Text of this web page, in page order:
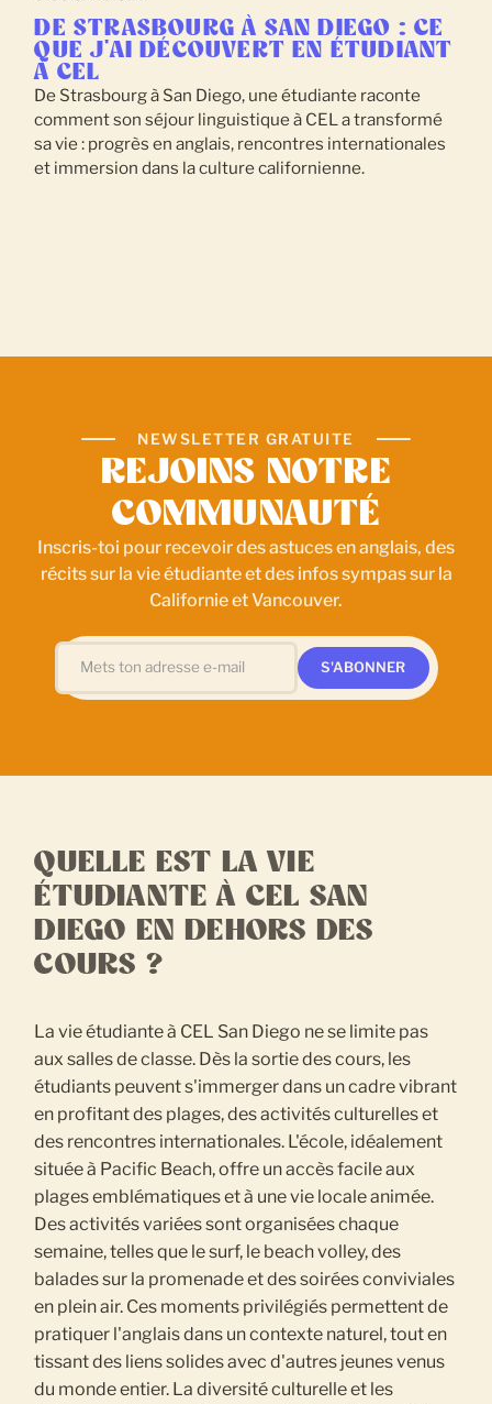
DE STRASBOURG À SAN DIEGO : CE
QUE J'AI DÉCOUVERT EN ÉTUDIANT
À CEL
De Strasbourg à San Diego, une étudiante raconte
comment son séjour linguistique à CEL a transformé
sa vie : progrès en anglais, rencontres internationales
et immersion dans la culture californienne.
NEWSLETTER GRATUITE
REJOINS NOTRE
COMMUNAUTÉ
Inscris-toi pour recevoir des astuces en anglais, des
récits sur la vie étudiante et des infos sympas sur la
Californie et Vancouver.
QUELLE EST LA VIE
ÉTUDIANTE À CEL SAN
DIEGO EN DEHORS DES
COURS ?
La vie étudiante à CEL San Diego ne se limite pas
aux salles de classe. Dès la sortie des cours, les
étudiants peuvent s'immerger dans un cadre vibrant
en profitant des plages, des activités culturelles et
des rencontres internationales. L'école, idéalement
située à Pacific Beach, offre un accès facile aux
plages emblématiques et à une vie locale animée.
Des activités variées sont organisées chaque
semaine, telles que le surf, le beach volley, des
balades sur la promenade et des soirées conviviales
en plein air. Ces moments privilégiés permettent de
pratiquer l'anglais dans un contexte naturel, tout en
tissant des liens solides avec d'autres jeunes venus
du monde entier. La diversité culturelle et les